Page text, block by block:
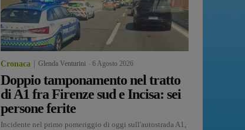
Cronaca Glenda Venturini 6 Agosto 2026
Doppio tamponamento nel tratto
di A1 fra Firenze sud e Incisa: sei
persone ferite
Incidente nel primo pomeriggio di oggi sull'autostrada A1,